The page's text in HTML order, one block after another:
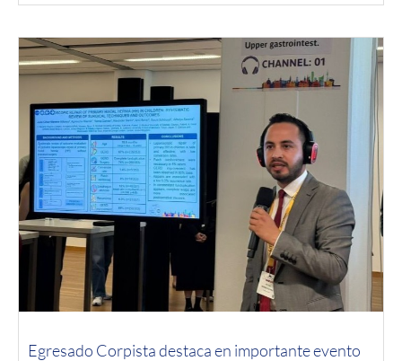
Egresado Corpista destaca en importante evento